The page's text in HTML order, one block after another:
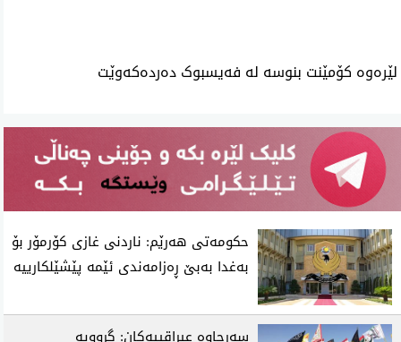
لێرەوە کۆمێنت بنوسە لە فەیسبوک دەردەکەوێت
حکومەتی هەرێم: ناردنی غازی کۆرمۆر بۆ
بەغدا بەبێ ڕەزامەندی ئێمە پێشێلکارییە
سەرچاوە عیراقییەکان: گرووپە